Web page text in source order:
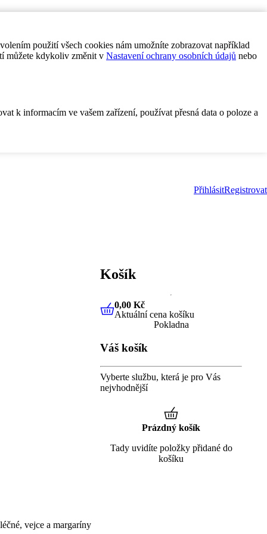
použití všech cookies nám umožníte zobrazovat například
můžete kdykoliv změnit v Nastavení ochrany osobních údajů nebo
k informacím ve vašem zařízení, používat přesná data o poloze a
PřihlásitRegistrovat
vejce a margaríny
Košík
0,00 KčAktuální cena košíku
0,00 Kč
Aktuální cena košíku
Pokladna
Váš košík
Vyberte službu, která je pro Vás
nejvhodnější
Prázdný košík
Tady uvidíte položky přidané do
košíku